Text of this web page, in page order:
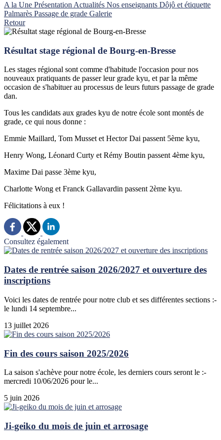
A la Une Présentation Actualités Nos enseignants Dôjô et étiquette
Palmarès Passage de grade Galerie
Retour
Résultat stage régional de Bourg-en-Bresse
Les stages régional sont comme d'habitude l'occasion pour nos
nouveaux pratiquants de passer leur grade kyu, et par la même
occasion de s'habituer au processus de leurs futurs passage de grade
dan.
Tous les candidats aux grades kyu de notre école sont montés de
grade, ce qui nous donne :
Emmie Maillard, Tom Musset et Hector Dai passent 5ème kyu,
Henry Wong, Léonard Curty et Rémy Boutin passent 4ème kyu,
Maxime Dai passe 3ème kyu,
Charlotte Wong et Franck Gallavardin passent 2ème kyu.
Félicitations à eux !
Consultez également
Dates de rentrée saison 2026/2027 et ouverture des
inscriptions
Voici les dates de rentrée pour notre club et ses différentes sections :-
le lundi 14 septembre...
13 juillet 2026
Fin des cours saison 2025/2026
La saison s'achève pour notre école, les derniers cours seront le :-
mercredi 10/06/2026 pour le...
5 juin 2026
Ji-geiko du mois de juin et arrosage